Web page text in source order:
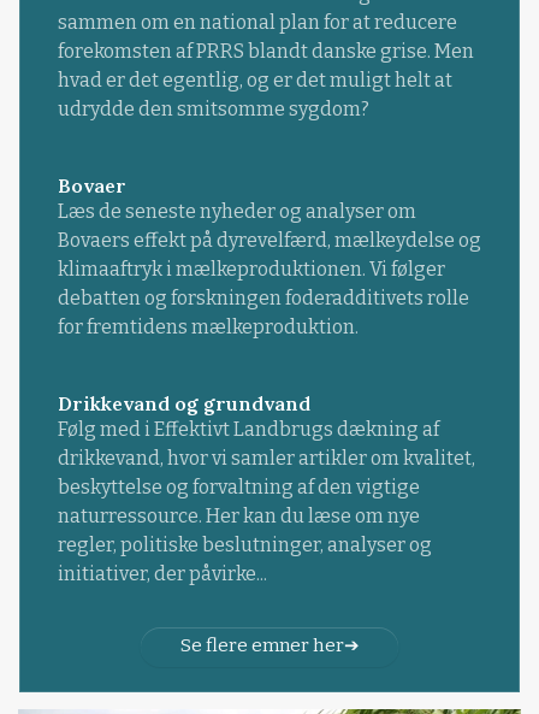
sammen om en national plan for at reducere
forekomsten af PRRS blandt danske grise. Men
hvad er det egentlig, og er det muligt helt at
udrydde den smitsomme sygdom?
Bovaer
Læs de seneste nyheder og analyser om
Bovaers effekt på dyrevelfærd, mælkeydelse og
klimaaftryk i mælkeproduktionen. Vi følger
debatten og forskningen foderadditivets rolle
for fremtidens mælkeproduktion.
Drikkevand og grundvand
Følg med i Effektivt Landbrugs dækning af
drikkevand, hvor vi samler artikler om kvalitet,
beskyttelse og forvaltning af den vigtige
naturressource. Her kan du læse om nye
regler, politiske beslutninger, analyser og
initiativer, der påvirke...
Se flere emner her